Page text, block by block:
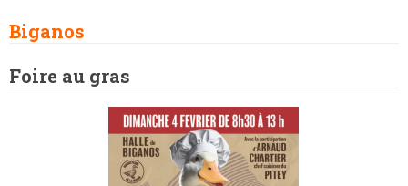
Biganos
Foire au gras